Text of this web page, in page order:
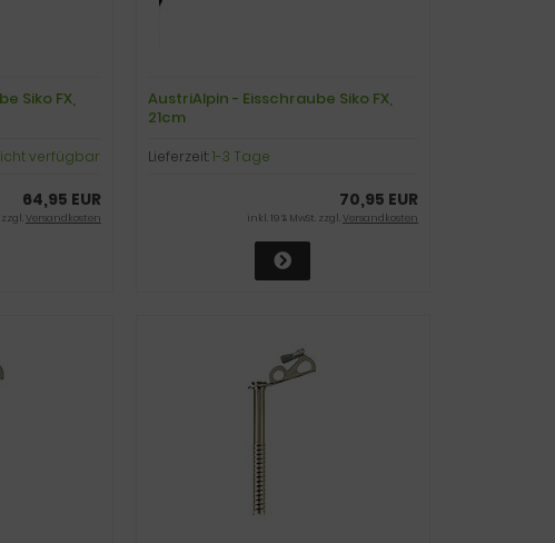
Siko FX,
verfügbar
64,95 EUR
zzgl.Versandkosten
AustriAlpin - Eisschraube Siko FX,
21cm
Lieferzeit:1-3 Tage
70,95 EUR
inkl. 19 % MwSt. zzgl.Versandkosten